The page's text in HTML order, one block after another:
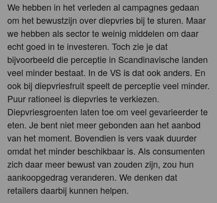
We hebben in het verleden al campagnes gedaan
om het bewustzijn over diepvries bij te sturen. Maar
we hebben als sector te weinig middelen om daar
echt goed in te investeren. Toch zie je dat
bijvoorbeeld die perceptie in Scandinavische landen
veel minder bestaat. In de VS is dat ook anders. En
ook bij diepvriesfruit speelt de perceptie veel minder.
Puur rationeel is diepvries te verkiezen.
Diepvriesgroenten laten toe om veel gevarieerder te
eten. Je bent niet meer gebonden aan het aanbod
van het moment. Bovendien is vers vaak duurder
omdat het minder beschikbaar is. Als consumenten
zich daar meer bewust van zouden zijn, zou hun
aankoopgedrag veranderen. We denken dat
retailers daarbij kunnen helpen.